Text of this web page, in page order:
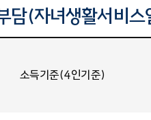
담(자녀생활서비
소득기준(4인기준)